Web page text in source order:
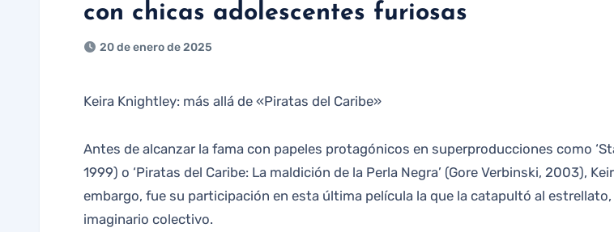
con chicas adolescentes furiosas
20 de enero de 2025
Keira Knightley: más allá de «Piratas del Caribe»
Antes de alcanzar la fama con papeles protagónicos en superproducciones como
1999) o ‘Piratas del Caribe: La maldición de la Perla Negra’ (Gore Verbinski, 2003),
embargo, fue su participación en esta última película la que la catapultó al
imaginario colectivo.